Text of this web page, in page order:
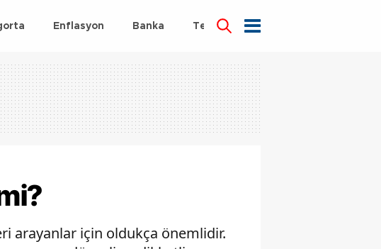
Enflasyon Banka Teknoloji
arayanlar için oldukça önemlidir.